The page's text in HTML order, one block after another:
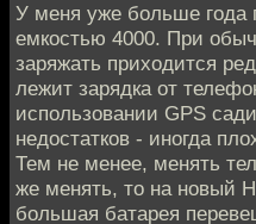
У меня уже больше года
емкостью 4000. При
заряжать приходится
лежит зарядка от
использовании GPS
недостатков - иногда
Тем не менее, менять
же менять, то на новый
большая батарея